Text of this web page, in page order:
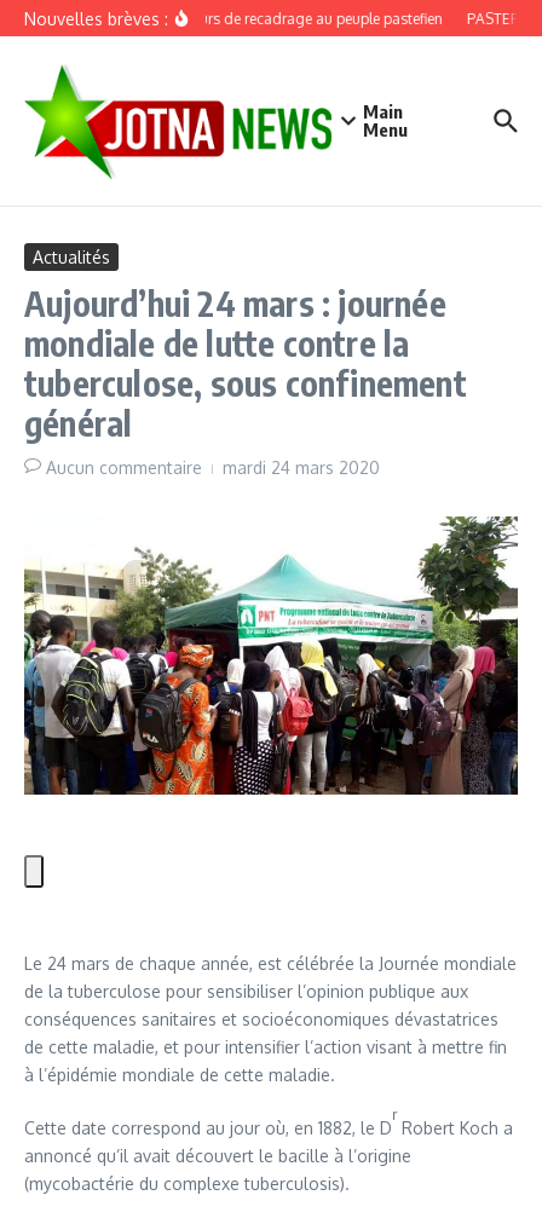
Aller au contenu
Nouvelles brèves :Discours de recadrage au peuple pastefien PASTEF,
Main
Menu
Actualités
Aujourd’hui 24 mars : journée
mondiale de lutte contre la
tuberculose, sous confinement
général
Aucun commentaire mardi 24 mars 2020
Le 24 mars de chaque année, est célébrée la Journée mondiale
de la tuberculose pour sensibiliser l’opinion publique aux
conséquences sanitaires et socioéconomiques dévastatrices
de cette maladie, et pour intensifier l’action visant à mettre fin
à l’épidémie mondiale de cette maladie.
Cette date correspond au jour où, en 1882, le D
r
Robert Koch a
annoncé qu’il avait découvert le bacille à l’origine
(mycobactérie du complexe tuberculosis).